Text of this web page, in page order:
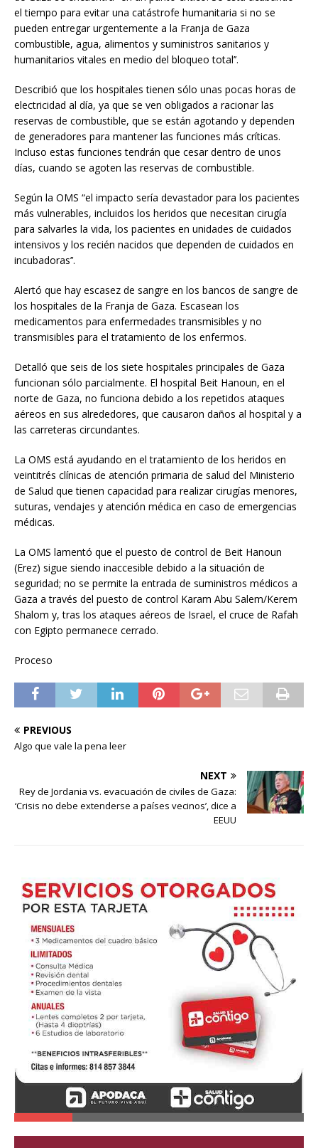
el tiempo para evitar una catástrofe humanitaria si no se
pueden entregar urgentemente a la Franja de Gaza
combustible, agua, alimentos y suministros sanitarios y
humanitarios vitales en medio del bloqueo total’’.
Describió que los hospitales tienen sólo unas pocas horas de
electricidad al día, ya que se ven obligados a racionar las
reservas de combustible, que se están agotando y dependen
de generadores para mantener las funciones más críticas.
Incluso estas funciones tendrán que cesar dentro de unos
días, cuando se agoten las reservas de combustible.
Según la OMS “el impacto sería devastador para los pacientes
más vulnerables, incluidos los heridos que necesitan cirugía
para salvarles la vida, los pacientes en unidades de cuidados
intensivos y los recién nacidos que dependen de cuidados en
incubadoras’’.
Alertó que hay escasez de sangre en los bancos de sangre de
los hospitales de la Franja de Gaza. Escasean los
medicamentos para enfermedades transmisibles y no
transmisibles para el tratamiento de los enfermos.
Detalló que seis de los siete hospitales principales de Gaza
funcionan sólo parcialmente. El hospital Beit Hanoun, en el
norte de Gaza, no funciona debido a los repetidos ataques
aéreos en sus alrededores, que causaron daños al hospital y a
las carreteras circundantes.
La OMS está ayudando en el tratamiento de los heridos en
veintitrés clínicas de atención primaria de salud del Ministerio
de Salud que tienen capacidad para realizar cirugías menores,
suturas, vendajes y atención médica en caso de emergencias
médicas.
La OMS lamentó que el puesto de control de Beit Hanoun
(Erez) sigue siendo inaccesible debido a la situación de
seguridad; no se permite la entrada de suministros médicos a
Gaza a través del puesto de control Karam Abu Salem/Kerem
Shalom y, tras los ataques aéreos de Israel, el cruce de Rafah
con Egipto permanece cerrado.
Proceso
PREVIOUS
Algo que vale la pena leer
NEXT
Rey de Jordania vs. evacuación de civiles de Gaza:
‘Crisis no debe extenderse a países vecinos’, dice a
EEUU